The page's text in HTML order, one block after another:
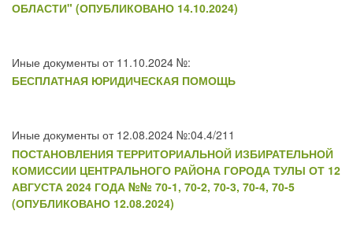
ОБЛАСТИ" (ОПУБЛИКОВАНО 14.10.2024)
Иные документы от 11.10.2024 №:
БЕСПЛАТНАЯ ЮРИДИЧЕСКАЯ ПОМОЩЬ
Иные документы от 12.08.2024 №:04.4/211
ПОСТАНОВЛЕНИЯ ТЕРРИТОРИАЛЬНОЙ ИЗБИРАТЕЛЬНОЙ
КОМИССИИ ЦЕНТРАЛЬНОГО РАЙОНА ГОРОДА ТУЛЫ ОТ 12
АВГУСТА 2024 ГОДА №№ 70-1, 70-2, 70-3, 70-4, 70-5
(ОПУБЛИКОВАНО 12.08.2024)